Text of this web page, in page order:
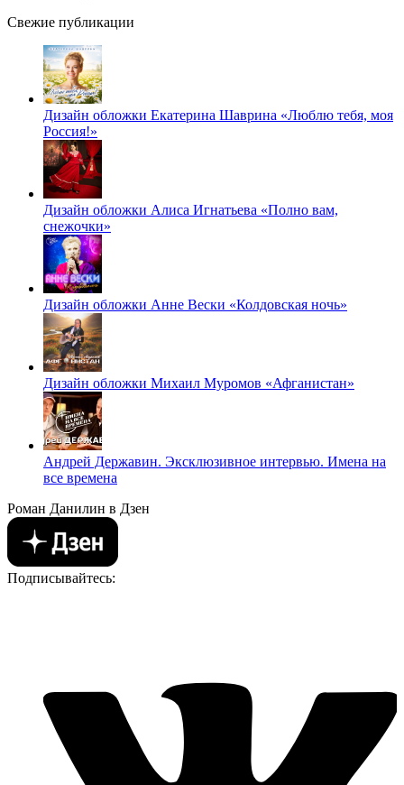
Свежие публикации
Дизайн обложки Екатерина Шаврина «Люблю тебя, моя
Россия!»
Дизайн обложки Алиса Игнатьева «Полно вам,
снежочки»
Дизайн обложки Анне Вески «Колдовская ночь»
Дизайн обложки Михаил Муромов «Афганистан»
Андрей Державин. Эксклюзивное интервью. Имена на
все времена
Роман Данилин в Дзен
Подписывайтесь: